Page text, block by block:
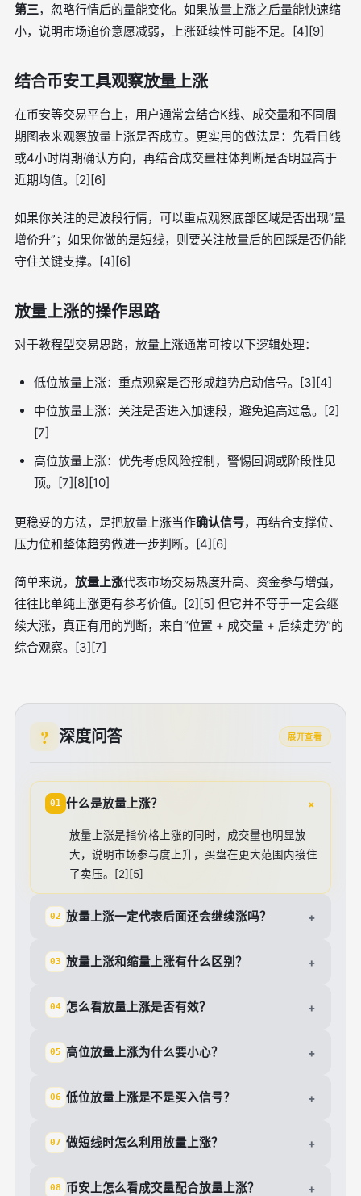
第三，忽略行情后的量能变化。如果放量上涨之后量能快速缩
小，说明市场追价意愿减弱，上涨延续性可能不足。[4][9]
结合币安工具观察放量上涨
在币安等交易平台上，用户通常会结合K线、成交量和不同周
期图表来观察放量上涨是否成立。更实用的做法是：先看日线
或4小时周期确认方向，再结合成交量柱体判断是否明显高于
近期均值。[2][6]
如果你关注的是波段行情，可以重点观察底部区域是否出现“量
增价升”；如果你做的是短线，则要关注放量后的回踩是否仍能
守住关键支撑。[4][6]
放量上涨的操作思路
对于教程型交易思路，放量上涨通常可按以下逻辑处理：
低位放量上涨：重点观察是否形成趋势启动信号。[3][4]
中位放量上涨：关注是否进入加速段，避免追高过急。[2]
[7]
高位放量上涨：优先考虑风险控制，警惕回调或阶段性见
顶。[7][8][10]
更稳妥的方法，是把放量上涨当作确认信号，再结合支撑位、
压力位和整体趋势做进一步判断。[4][6]
简单来说， 放量上涨代表市场交易热度升高、资金参与增强，
往往比单纯上涨更有参考价值。[2][5] 但它并不等于一定会继
续大涨，真正有用的判断，来自“位置 + 成交量 + 后续走势”的
综合观察。[3][7]
深度问答 展开查看
01 什么是放量上涨？ +
放量上涨是指价格上涨的同时，成交量也明显放
大，说明市场参与度上升，买盘在更大范围内接住
了卖压。[2][5]
02 放量上涨一定代表后面还会继续涨吗？ +
03 放量上涨和缩量上涨有什么区别？ +
04 怎么看放量上涨是否有效？ +
05 高位放量上涨为什么要小心？ +
06 低位放量上涨是不是买入信号？ +
07 做短线时怎么利用放量上涨？ +
08 币安上怎么看成交量配合放量上涨？ +